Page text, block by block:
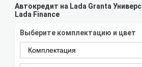
Автокредит на Lada Granta
Lada Finance
Выберите комплектацию и цвет